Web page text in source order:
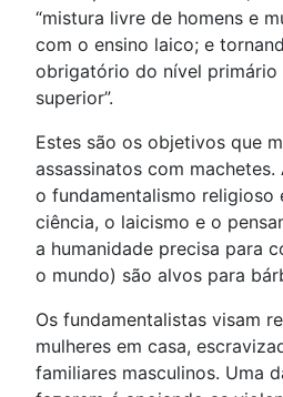
“mistura livre de homens e
com o ensino laico; e
obrigatório do nível primário
superior”.
Estes são os objetivos que
assassinatos com
o fundamentalismo religioso
ciência, o laicismo e o
a humanidade precisa para
o mundo) são alvos para
Os fundamentalistas visam
mulheres em casa,
familiares masculinos. Uma